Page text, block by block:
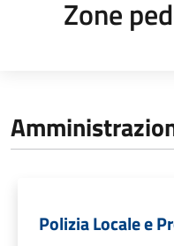
Zone
Polizia Locale e